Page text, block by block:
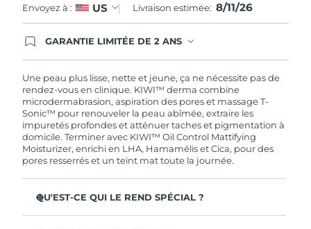
Envoyez à : US Livraison estimée: 8/11/26
GARANTIE LIMITÉE DE 2 ANS
FOREO. Cela signifie que si vous rencontrez des
problèmes avec votre appareil pendant les 2 ans
de garantie limitée, FOREO vous remplace ce
dernier gratuitement.
Une peau plus lisse, nette et jeune, ça ne nécessite pas de
rendez-vous en clinique. KIWI™ derma combine
microdermabrasion, aspiration des pores et massage T-
Sonic™ pour renouveler la peau abîmée, extraire les
impuretés profondes et atténuer taches et pigmentation à
domicile. Terminer avec KIWI™ Oil Control Mattifying
Moisturizer, enrichi en LHA, Hamamélis et Cica, pour des
pores resserrés et un teint mat toute la journée.
QU'EST-CE QUI LE REND SPÉCIAL ?
Turquie Livraison estimée8/11/26
Émirats arabes unis Livraison estimée8/11/26
Royaume-Uni Livraison estimée
États-Unis Livraison estimée8/11/26
Ouzbékistan Livraison estimée